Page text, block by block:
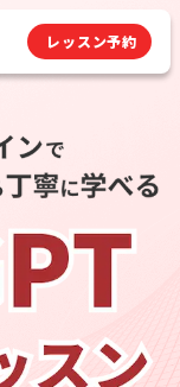
レッスン予約